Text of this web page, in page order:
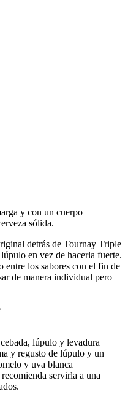
y con un cuerpo
sólida.
detrás de Tournay Triple
en vez de hacerla fuerte.
entre los sabores con el fin de
de manera individual pero
lúpulo y levadura
y regusto de lúpulo y un
y uva blanca
recomienda servirla a una